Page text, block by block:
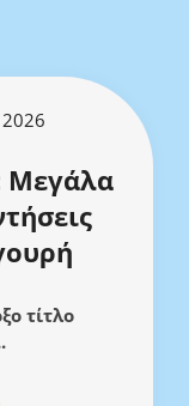
Μεγάλα
τίτλο